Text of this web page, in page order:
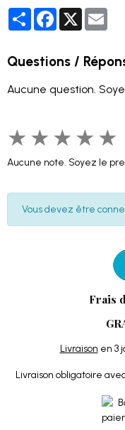
PartagerFacebook
X
Questions /
Aucune question.
★ ★ ★ ★ ★
Aucune note. Soyez le
Vous devez être
Frais
Livraison en 3
Livraison obligatoire